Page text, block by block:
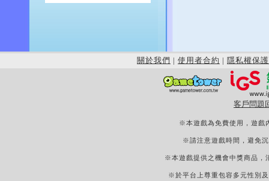
關於我們 | 使用者合約 | 隱私權保護
客戶問題
※本遊戲為免費使用，遊戲
※請注意遊戲時間，避免
※本遊戲提供之機會中獎商品，
※於平台上尊重包容多元性別